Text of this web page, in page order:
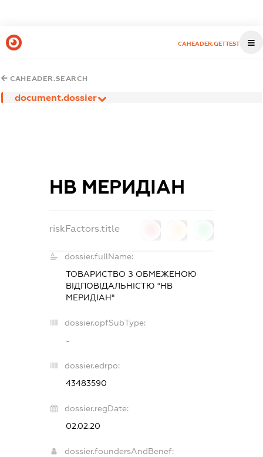
CAHEADER.GETTEST
CAHEADER.SEARCH
document.dossier
НВ МЕРИДІАН
riskFactors.title
dossier.fullName:
ТОВАРИСТВО З ОБМЕЖЕНОЮ
ВІДПОВІДАЛЬНІСТЮ "НВ
МЕРИДІАН"
dossier.opfSubType:
-
dossier.edrpo:
43483590
dossier.regDate:
02.02.20
dossier.foundersAndBenef: